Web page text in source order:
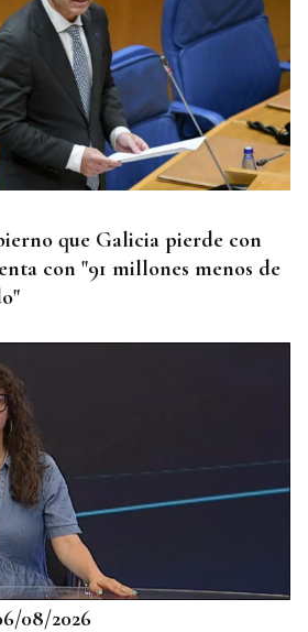
que Galicia pierde con
con "91 millones menos de
08/2026